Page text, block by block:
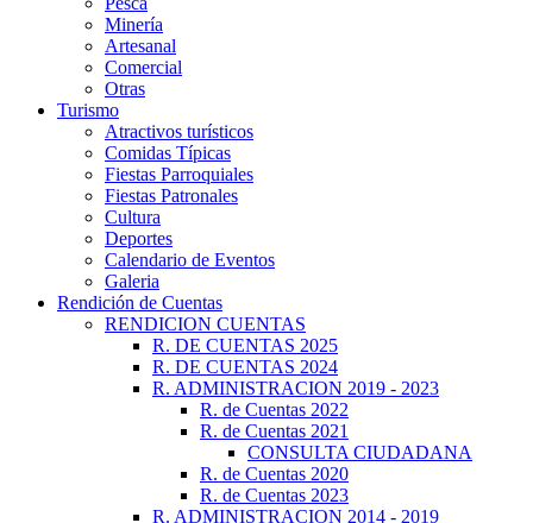
Minería
Artesanal
Comercial
Otras
Turismo
Atractivos turísticos
Comidas Típicas
Fiestas Parroquiales
Fiestas Patronales
Cultura
Deportes
Calendario de Eventos
Galeria
Rendición de Cuentas
RENDICION CUENTAS
R. DE CUENTAS 2025
R. DE CUENTAS 2024
R. ADMINISTRACION 2019 - 2023
R. de Cuentas 2022
R. de Cuentas 2021
CONSULTA CIUDADANA
R. de Cuentas 2020
R. de Cuentas 2023
R. ADMINISTRACION 2014 - 2019